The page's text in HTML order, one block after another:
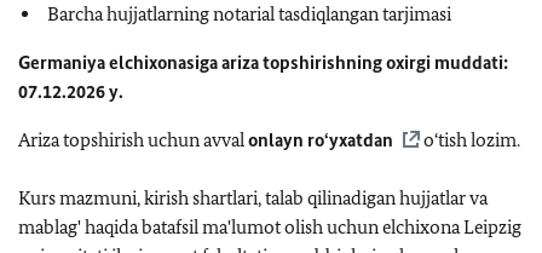
Barcha hujjatlarning notarial tasdiqlangan tarjimasi
Germaniya elchixonasiga ariza topshirishning oxirgi muddati:
07.12.2026 y.
Ariza topshirish uchun avval onlayn ro‘yxatdan o‘tish lozim.
Kurs mazmuni, kirish shartlari, talab qilinadigan hujjatlar va
mablag' haqida batafsil ma'lumot olish uchun elchixona Leipzig